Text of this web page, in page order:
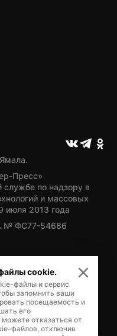
Пресс»
службе по надзору в
и массовых
июля 2013 года
№ ФС77-54686
политики Ямало-
cookie.
файлы и сервис
запомнить ваши
посещаемость и
его
отказаться от
файлов, отключив